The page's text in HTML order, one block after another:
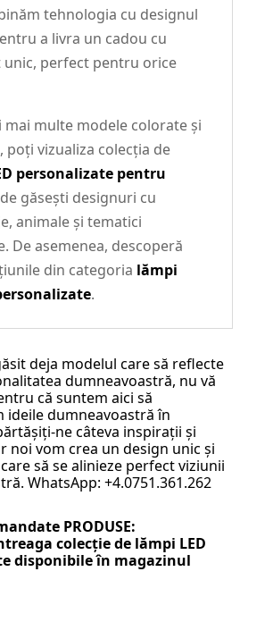
tehnologia cu designul
a livra un cadou cu
unic, perfect pentru orice
mai multe modele colorate și
poți vizualiza colecția de
personalizate pentru
găsești designuri cu
animale și tematici
De asemenea, descoperă
din categoria lămpi
.
deja modelul care să reflecte
dumneavoastră, nu vă
că suntem aici să
dumneavoastră în
ne câteva inspirații și
noi vom crea un design unic și
să se alinieze perfect viziunii
WhatsApp: +4.0751.361.262
PRODUSE:
colecție de lămpi LED
disponibile în magazinul